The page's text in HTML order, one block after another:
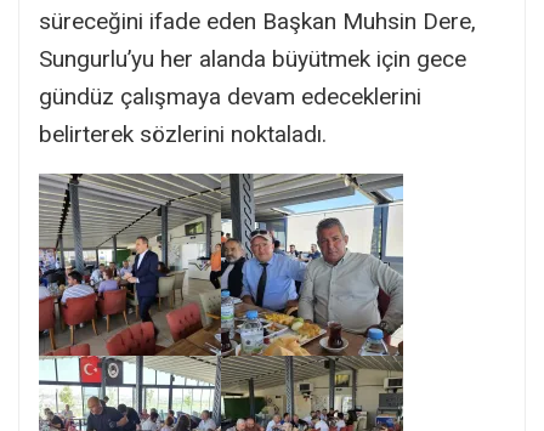
süreceğini ifade eden Başkan Muhsin Dere,
Sungurlu’yu her alanda büyütmek için gece
gündüz çalışmaya devam edeceklerini
belirterek sözlerini noktaladı.